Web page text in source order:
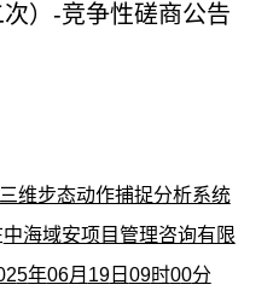
）-竞争性磋商公告
维步态动作捕捉分析系统
中海域安项目管理咨询有限
5年06月 19日 09时00分